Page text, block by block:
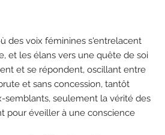
des voix féminines s'entrelacent
et les élans vers une quête de soi
et se répondent, oscillant entre
et sans concession, tantôt
semblants, seulement la vérité des
pour éveiller à une conscience